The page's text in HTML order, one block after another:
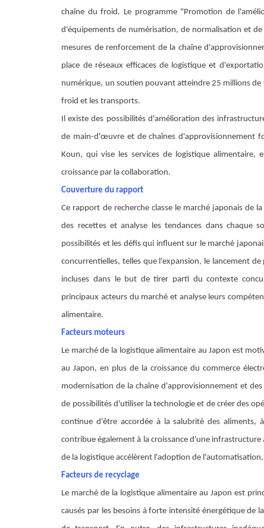
chaîne du froid. Le programme "Promotion de
d'équipements de numérisation, de normalisation et
mesures de renforcement de la chaîne
place de réseaux efficaces de logistique et
numérique, un soutien pouvant atteindre 25 millions de
froid et les transports.
Il existe des possibilités d'amélioration des
de main-d'œuvre et de chaînes d'approvisionnement
Koun, qui vise les services de logistique
croissance par la collaboration.
Couverture du rapport
Ce rapport de recherche classe le marché japonais de
des recettes et analyse les tendances dans chaque
possibilités et les défis qui influent sur le marché
concurrentielles, telles que l'expansion, le lancement
incluses dans le but de tirer parti du contexte
principaux acteurs du marché et analyse leurs
alimentaire.
Facteurs moteurs
Le marché de la logistique alimentaire au Japon est
au Japon, en plus de la croissance du commerce
modernisation de la chaîne d'approvisionnement et
de possibilités d'utiliser la technologie et de créer des
continue d'être accordée à la salubrité des aliments,
contribue également à la croissance d'une
de la logistique accélèrent l'adoption de
Facteurs de recyclage
Le marché de la logistique alimentaire au Japon est
causés par les besoins à forte intensité énergétique de